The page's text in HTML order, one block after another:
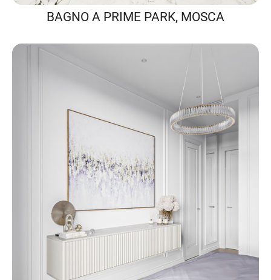
BAGNO A PRIME PARK, MOSCA